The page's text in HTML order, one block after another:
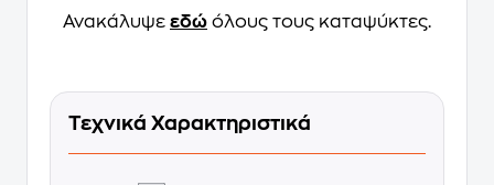
Ανακάλυψε εδώ όλους τους καταψύκτες.
Τεχνικά Χαρακτηριστικά